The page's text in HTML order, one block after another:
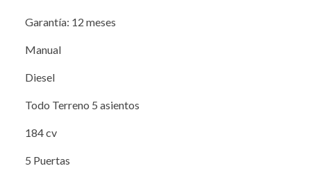
Garantía: 12 meses
Manual
Diesel
Todo Terreno 5 asientos
184 cv
5 Puertas